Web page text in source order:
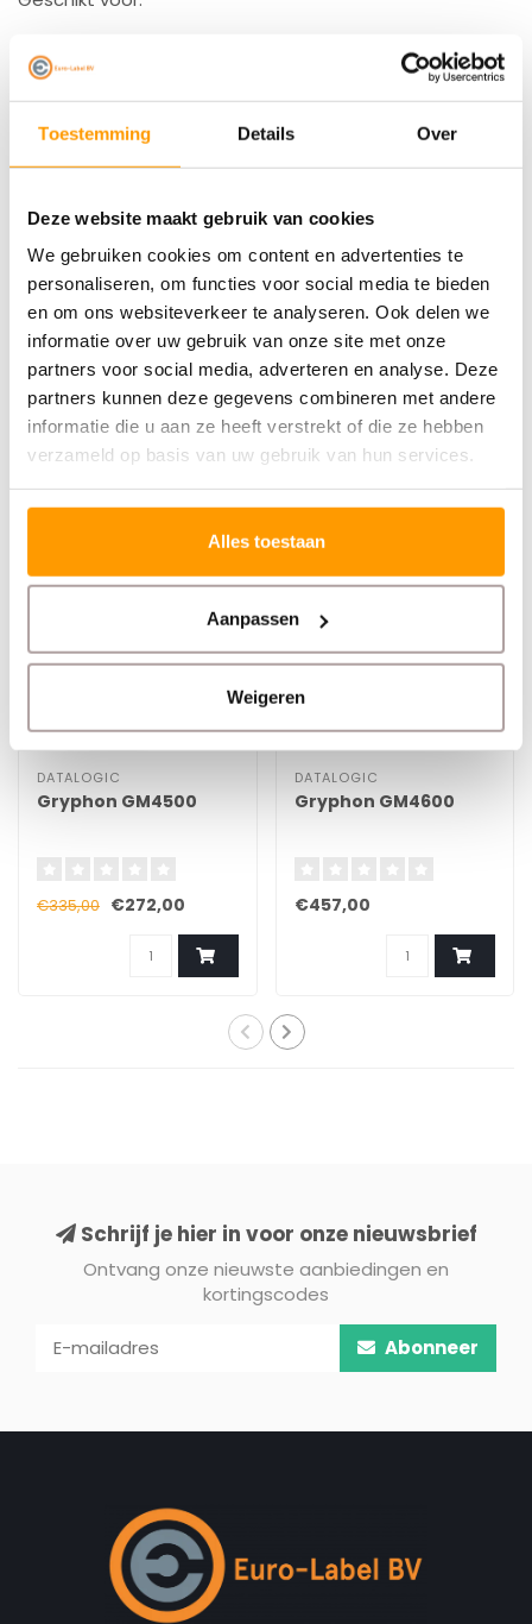
Toestemming Details Over
Deze website maakt gebruik van cookies
We gebruiken cookies om content en advertenties te
personaliseren, om functies voor social media te bieden
en om ons websiteverkeer te analyseren. Ook delen we
informatie over uw gebruik van onze site met onze
partners voor social media, adverteren en analyse. Deze
partners kunnen deze gegevens combineren met andere
informatie die u aan ze heeft verstrekt of die ze hebben
verzameld op basis van uw gebruik van hun services.
Alles toestaan
Aanpassen
Weigeren
Drukke winkels en retailomgevingen
Magazijnen en voorraadbeheer
Kantooromgevingen
gespecialiseerd inDatalogic scanners– bestel jouw
PBT9600 vandaag nog bij ons!
Specificaties
Reviews
Gerelateerde producten
DATALOGIC
Gryphon GM4500
€335,00 €272,00
DATALOGIC
Gryphon GM4600
€457,00
Schrijf je hier in voor onze nieuwsbrief
Ontvang onze nieuwste aanbiedingen en
kortingscodes
Abonneer